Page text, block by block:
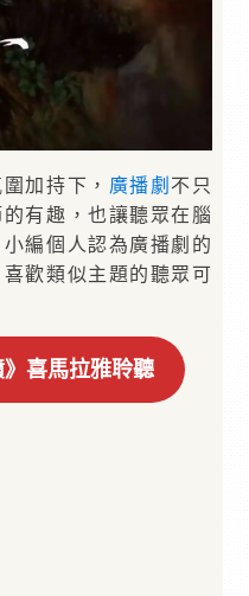
加持下， 廣播劇不只
有趣，也讓聽眾在腦
編個人認為廣播劇的
歡類似主題的聽眾可
》喜馬拉雅聆聽